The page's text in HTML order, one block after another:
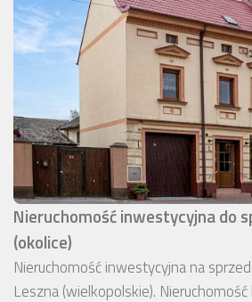
Nieruchomość inwestycyjna do
(okolice)
Nieruchomość inwestycyjna na
Leszna (wielkopolskie).